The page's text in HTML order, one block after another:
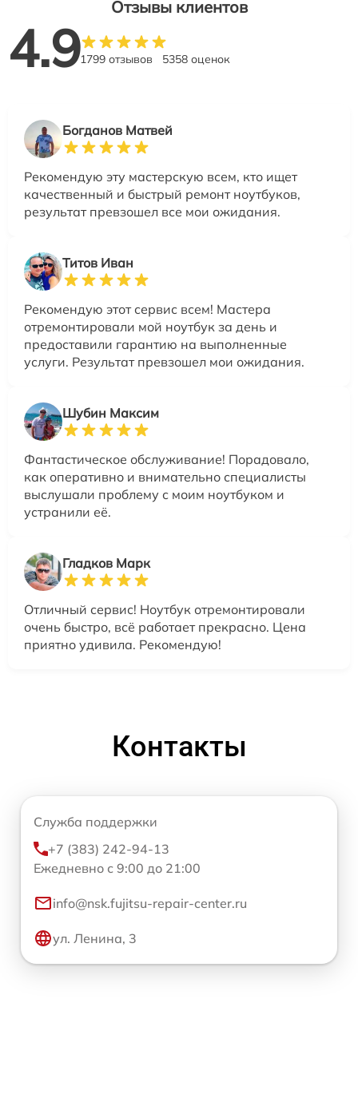
Отзывы клиентов
4.91799 отзывов 5358 оценок
Богданов Матвей
Рекомендую эту мастерскую всем, кто ищет
качественный и быстрый ремонт ноутбуков,
результат превзошел все мои ожидания.
Титов Иван
Рекомендую этот сервис всем! Мастера
отремонтировали мой ноутбук за день и
предоставили гарантию на выполненные
услуги. Результат превзошел мои ожидания.
Шубин Максим
Фантастическое обслуживание! Порадовало,
как оперативно и внимательно специалисты
выслушали проблему с моим ноутбуком и
устранили её.
Гладков Марк
Отличный сервис! Ноутбук отремонтировали
очень быстро, всё работает прекрасно. Цена
приятно удивила. Рекомендую!
Контакты
Служба поддержки
+7 (383) 242-94-13
Ежедневно с 9:00 до 21:00
info@nsk.fujitsu-repair-center.ru
ул. Ленина, 3